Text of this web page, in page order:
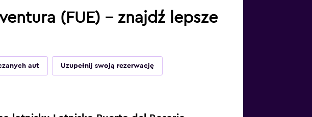
(FUE) – znajdź lepsze
aut Uzupełnij swoją rezerwację